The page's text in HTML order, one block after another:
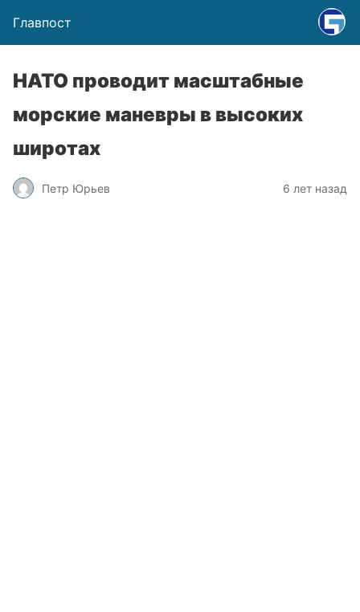
Главпост
НАТО проводит масштабные
морские маневры в высоких
широтах
Петр Юрьев 6 лет назад